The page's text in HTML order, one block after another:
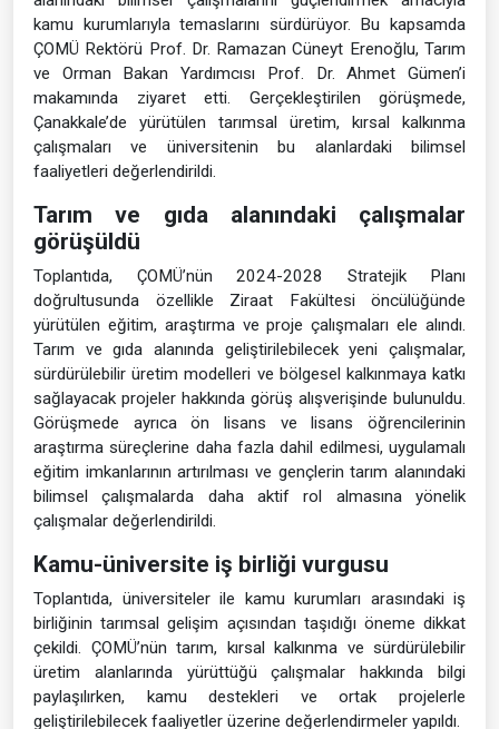
kamu kurumlarıyla temaslarını sürdürüyor. Bu kapsamda
ÇOMÜ Rektörü Prof. Dr. Ramazan Cüneyt Erenoğlu, Tarım
ve Orman Bakan Yardımcısı Prof. Dr. Ahmet Gümen’i
makamında ziyaret etti. Gerçekleştirilen görüşmede,
Çanakkale’de yürütülen tarımsal üretim, kırsal kalkınma
çalışmaları ve üniversitenin bu alanlardaki bilimsel
faaliyetleri değerlendirildi.
Tarım ve gıda alanındaki çalışmalar
görüşüldü
Toplantıda, ÇOMÜ’nün 2024-2028 Stratejik Planı
doğrultusunda özellikle Ziraat Fakültesi öncülüğünde
yürütülen eğitim, araştırma ve proje çalışmaları ele alındı.
Tarım ve gıda alanında geliştirilebilecek yeni çalışmalar,
sürdürülebilir üretim modelleri ve bölgesel kalkınmaya katkı
sağlayacak projeler hakkında görüş alışverişinde bulunuldu.
Görüşmede ayrıca ön lisans ve lisans öğrencilerinin
araştırma süreçlerine daha fazla dahil edilmesi, uygulamalı
eğitim imkanlarının artırılması ve gençlerin tarım alanındaki
bilimsel çalışmalarda daha aktif rol almasına yönelik
çalışmalar değerlendirildi.
Kamu-üniversite iş birliği vurgusu
Toplantıda, üniversiteler ile kamu kurumları arasındaki iş
birliğinin tarımsal gelişim açısından taşıdığı öneme dikkat
çekildi. ÇOMÜ’nün tarım, kırsal kalkınma ve sürdürülebilir
üretim alanlarında yürüttüğü çalışmalar hakkında bilgi
paylaşılırken, kamu destekleri ve ortak projelerle
geliştirilebilecek faaliyetler üzerine değerlendirmeler yapıldı.